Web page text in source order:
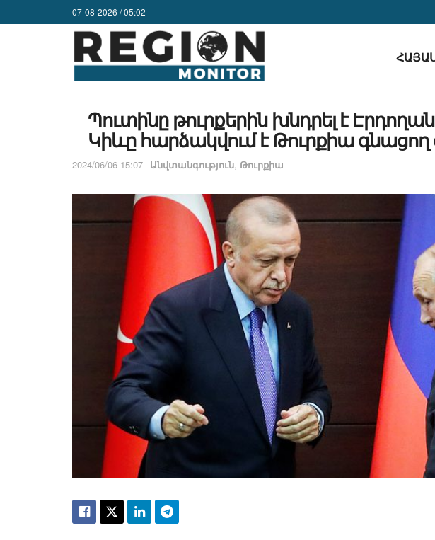
07-08-2026 / 05:02
Պուտինը թուրքերին խնդրել է
Կիևը հարձակվում է Թուրքիա
2024/06/06 15:07 Անվտանգություն, Թուրքիա